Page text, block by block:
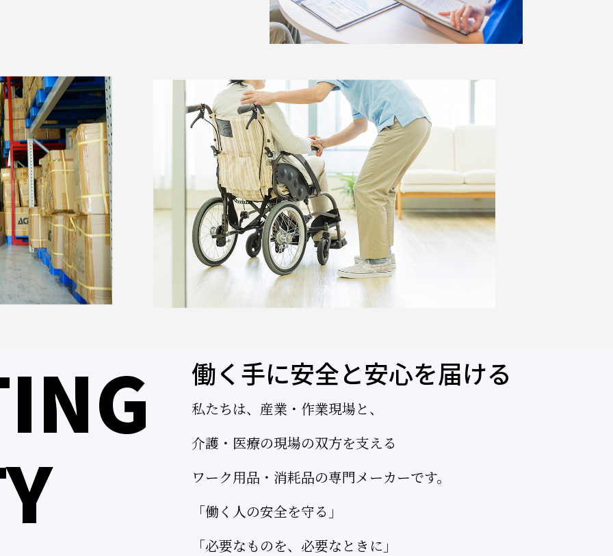
働く手に安全と安心を届ける
私たちは、産業・作業現場と、
介護・医療の現場の双方を支える
ワーク用品・消耗品の専門メーカーです。
「働く人の安全を守る」
「必要なものを、必要なときに」